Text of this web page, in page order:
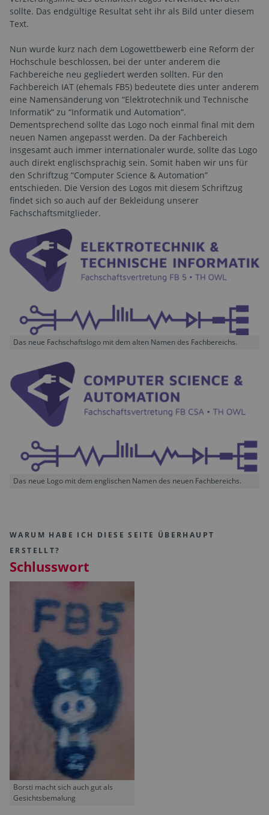
sollte. Das endgültige Resultat seht ihr als Bild unter diesem
Text.
Nun wurde kurz nach dem Logowettbewerb eine Reform der
Hochschule beschlossen, bei der unter anderem die
Fachbereiche neu gegliedert werden sollten. Für den
Fachbereich IAT (ehemals FB5) bedeutete dies unter anderem
eine Namensänderung von “Elektrotechnik und Technische
Informatik” zu “Informatik und Automation”.
Dementsprechend sollte das Logo noch einmal final mit dem
neuen Namen angepasst werden. Da der Fachbereich
insgesamt auch immer internationaler wurde, sollte das Logo
auch direkt englischsprachig sein. Somit haben wir uns für
den Schriftzug “Computer Science & Automation”
entschieden. Die Version des Logos mit diesem Schriftzug
findet sich so auch auf der Bekleidung unserer
Fachschaftsmitglieder.
Das neue Fachschaftslogo mit dem alten Namen des Fachbereichs.
Das neue Logo mit dem englischen Namen des neuen Fachbereichs.
WARUM HABE ICH DIESE SEITE ÜBERHAUPT
ERSTELLT?
Schlusswort
Borsti macht sich auch gut als
Gesichtsbemalung